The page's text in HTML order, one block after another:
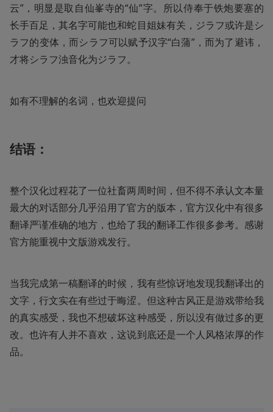
云”，明显是取自仙峯寺的“仙”字。所以侍奉于铁炮要塞的
长手百足，其名字可能也和蛇目姐妹有关，ジラフ或许是シ
ラフ的变体，而シラフ可以赋予汉字“白蒲”，而为了避讳，
才将シラフ浊音化为ジラフ。
如有不理解的名词，也欢迎提问
结语：
整个汉化过程花了一位社畜两周时间，但不得不承认文本量
最大的对话部分几乎沿用了官方的版本，官方汉化中有很多
翻译严谨准确的地方，也给了我的翻译工作很多参考。感谢
官方能重视中文版游戏发行。
当我完成第一稿翻译的时候，我有些惊讶地发现我翻译出的
文字，行文实在有些过于晦涩。但这种古风正是游戏带给我
的真实感受，我也不想破坏这种感受，所以没有做过多的更
改。也许有人并不喜欢，这说到底还是一个人风格浓厚的作
品。